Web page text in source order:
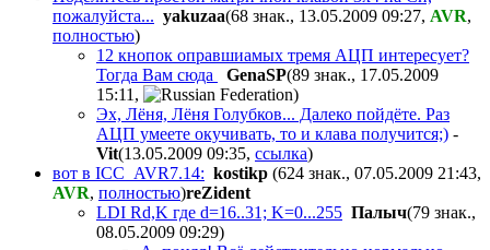
пожалуйста... yakuzaa(68 знак., 13.05.2009 09:27, AVR,
полностью)
12 кнопок оправшиамых тремя АЦП интересует?
Тогда Вам сюда
GenaSP(89 знак., 17.05.2009
15:11 ,
)
Эх, Лёня, Лёня Голубков... Далеко пойдёте. Раз
АЦП умеете окучивать, то и клава получится;) -
Vit(13.05.2009 09:35, ссылка)
вот в ICC_AVR7.14: kostikp (624 знак., 07.05.2009 21:43,
AVR, полностью)reZident
LDI Rd,K где d=16..31; K=0...255 Палыч(79 знак.,
08.05.2009 09:29)